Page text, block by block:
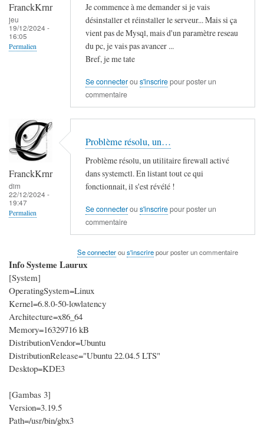
FranckKrnr
jeu
19/12/2024 -
16:05
Permalien
Je commence à me demander si je vais
désinstaller et réinstaller le serveur... Mais si ça
vient pas de Mysql, mais d'un paramètre reseau
du pc, je vais pas avancer ...
Bref, je me tate
Se connecterou s'inscrirepour poster un
commentaire
FranckKrnr
dim
22/12/2024 -
19:47
Permalien
Problème résolu, un…
Problème résolu, un utilitaire firewall activé
dans systemctl. En listant tout ce qui
fonctionnait, il s'est révélé !
Se connecterou s'inscrirepour poster un
commentaire
Se connecterous'inscrirepour poster un commentaire
Info Systeme Laurux
[System]
OperatingSystem=Linux
Kernel=6.8.0-50-lowlatency
Architecture=x86_64
Memory=16329716 kB
DistributionVendor=Ubuntu
DistributionRelease="Ubuntu 22.04.5 LTS"
Desktop=KDE3
[Gambas 3]
Version=3.19.5
Path=/usr/bin/gbx3